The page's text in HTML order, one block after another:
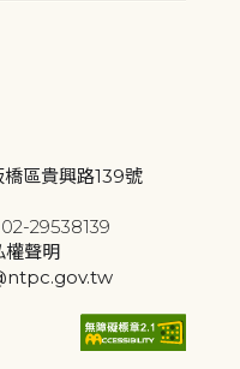
區貴興路139號
29538139
權聲明